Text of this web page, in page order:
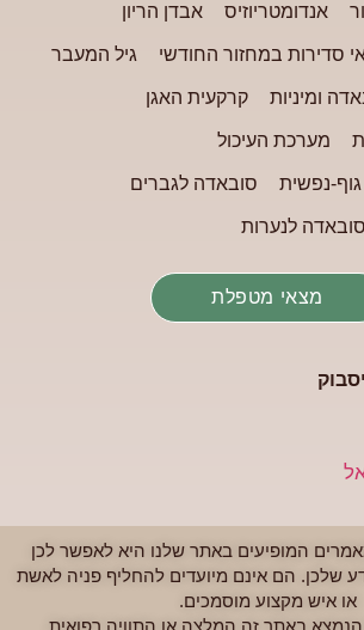
אנדומטריוזיס אבדן הריון
סדירות במחזור החודשי גיל המעבר
ומיניות קרקעית האגן
מערכת העיכול
נפשית סובאדה לגברים
סובאדה לנערות
מצאי מטפלת
המופיעים באתר שלנו היא לאפשר לכן
שלכן. הם אינם מיועדים להחליף פניה לאשת
או איש מקצוע מוסמכים.